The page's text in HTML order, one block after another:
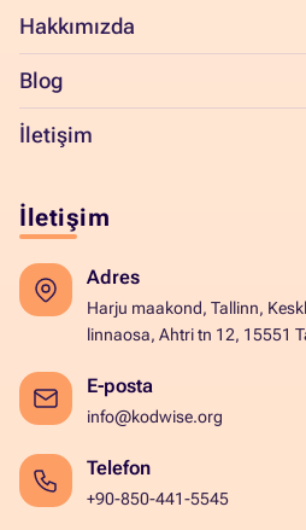
Hakkımızda
Blog
İletişim
İletişim
Adres
Harju maakond, Tallinn,
linnaosa, Ahtri tn 12, 15551
E-posta
info@kodwise.org
Telefon
+90-850-441-5545